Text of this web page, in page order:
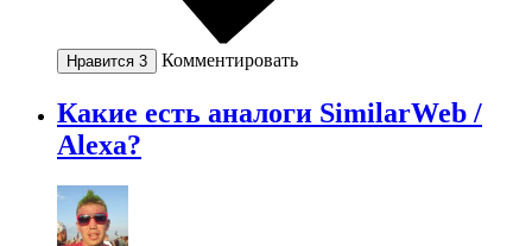
Нравится 3 Комментировать
Какие есть аналоги SimilarWeb /
Alexa?